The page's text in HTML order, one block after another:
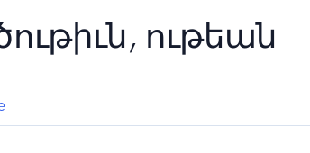
ութեան